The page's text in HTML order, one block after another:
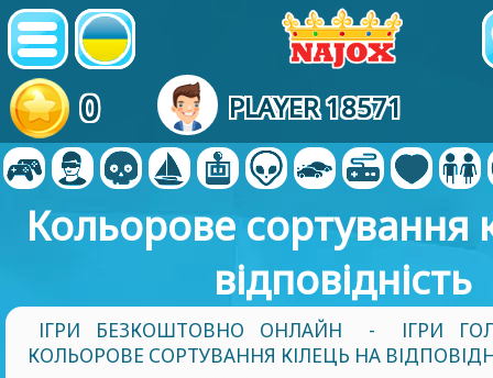
0 PLAYER 18571
Кольорове сортування
відповідність
ІГРИ БЕЗКОШТОВНО ОНЛАЙН -
ІГРИ
КОЛЬОРОВЕ СОРТУВАННЯ КІЛЕЦЬ НА